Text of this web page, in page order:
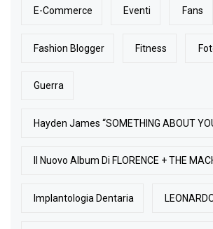
E-Commerce Eventi Fans
Fashion Blogger Fitness
Guerra
Hayden James “SOMETHING ABOUT
Il Nuovo Album Di FLORENCE + THE
Implantologia Dentaria